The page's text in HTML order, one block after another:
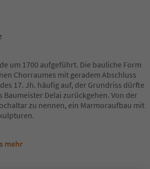
um 1700 aufgeführt. Die bauliche Form
Chorraumes mit geradem Abschluss
17. Jh. häufig auf, der Grundriss dürfte
Baumeister Delai zurückgehen. Von der
zu nennen, ein Marmoraufbau mit
mehr